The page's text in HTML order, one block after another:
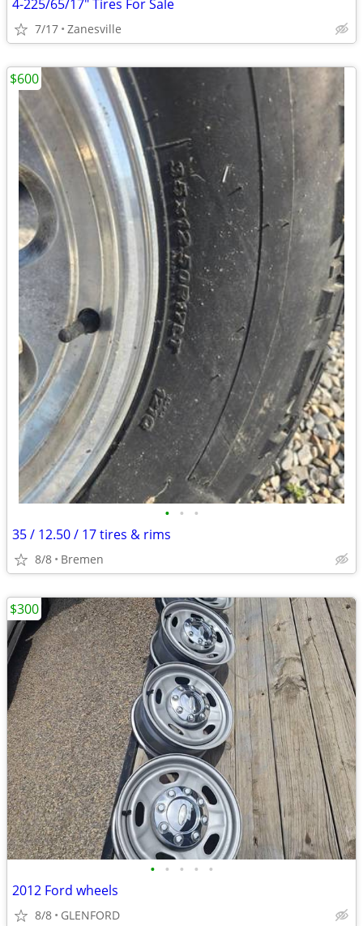
4-225/65/17" Tires For Sale
7/17 Zanesville
• • •
35 / 12.50 / 17 tires & rims
8/8 Bremen
$600
• • • • •
2012 Ford wheels
8/8 GLENFORD
$300